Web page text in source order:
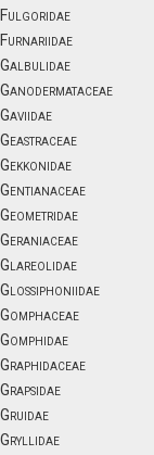
Fulgoridae
Furnariidae
Galbulidae
Ganodermataceae
Gaviidae
Geastraceae
Gekkonidae
Gentianaceae
Geometridae
Geraniaceae
Glareolidae
Glossiphoniidae
Gomphaceae
Gomphidae
Graphidaceae
Grapsidae
Gruidae
Gryllidae